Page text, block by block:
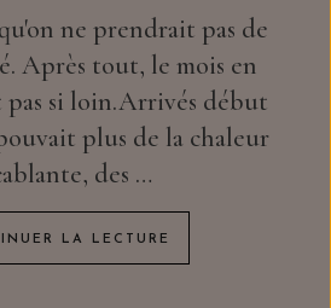
ne prendrait pas de
Après tout, le mois en
pas si loin.Arrivés début
plus de la chaleur
des …
LA LECTURE